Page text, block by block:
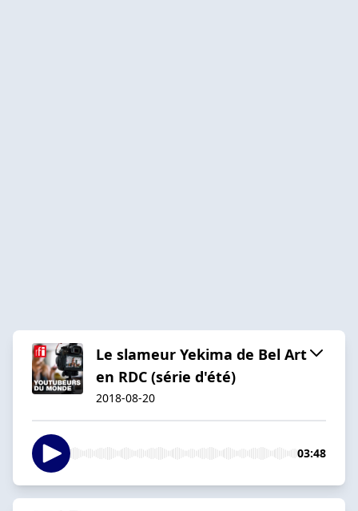
Le slameur Yekima de Bel Art
en RDC (série d'été)
2018-08-20
03:48